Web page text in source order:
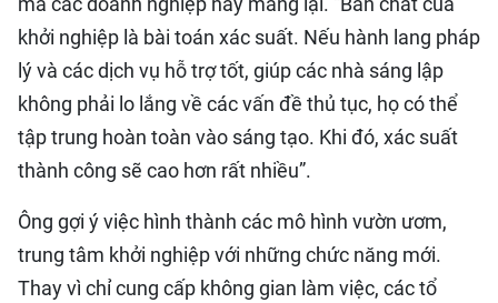
khởi nghiệp là bài toán xác suất. Nếu hành lang pháp
lý và các dịch vụ hỗ trợ tốt, giúp các nhà sáng lập
không phải lo lắng về các vấn đề thủ tục, họ có thể
tập trung hoàn toàn vào sáng tạo. Khi đó, xác suất
thành công sẽ cao hơn rất nhiều”.
Ông gợi ý việc hình thành các mô hình vườn ươm,
trung tâm khởi nghiệp với những chức năng mới.
Thay vì chỉ cung cấp không gian làm việc, các tổ